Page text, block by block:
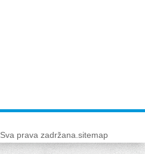
Sva prava zadržana. sitemap